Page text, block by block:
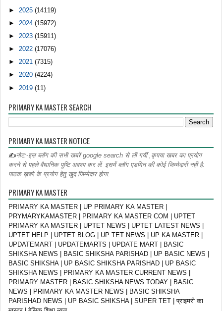
► 2025(14119)
► 2024(15972)
► 2023(15911)
►2022(17076)
►2021(7315)
►2020(4224)
► 2019(11)
PRIMARY KA MASTER SEARCH
PRIMARY KA MASTER NOTICE
✍नोट:-इस ब्लॉग की सभी खबरें google search से लीं गयीं ,कृपया खबर का प्रयोग
करने से पहले वैधानिक पुष्टि अवश्य कर लें. इसमें ब्लॉग एडमिन की कोई जिम्मेदारी नहीं है.
पाठक ख़बरे के प्रयोग हेतु खुद जिम्मेदार होगा.
PRIMARY KA MASTER
PRIMARY KA MASTER | UP PRIMARY KA MASTER |
PRYMARYKAMASTER | PRIMARY KA MASTER COM | UPTET
PRIMARY KA MASTER | UPTET NEWS | UPTET LATEST NEWS |
UPTET HELP | UPTET BLOG | UP TET NEWS | UP KA MASTER |
UPDATEMART | UPDATEMARTS | UPDATE MART | BASIC
SHIKSHA NEWS | BASIC SHIKSHA PARISHAD | UP BASIC NEWS |
BASIC SHIKSHA | UP BASIC SHIKSHA PARISHAD | UP BASIC
SHIKSHA NEWS | PRIMARY KA MASTER CURRENT NEWS |
PRIMARY MASTER | BASIC SHIKSHA NEWS TODAY | BASIC
NEWS | PRIMARY KA MASTER NEWS | BASIC SHIKSHA
PARISHAD NEWS | UP BASIC SHIKSHA | SUPER TET | प्राइमरी का